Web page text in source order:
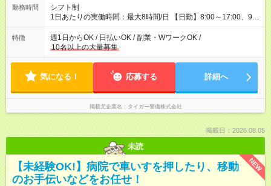
０万円 ※貯まったら申請して下さい。翌日に現金を振り込みま
す 働けば働くほどお得な制度です。 ポイントをどんどんためて
2週間 雇用形態、給与は本採用時と同じです。
勤務時間
シフト制
1日あたりの実働時間：最大8時間/日 【日勤】8:00～17:00、9：
00～18：00（休憩1時間） 【夜勤】20:00～翌5:00（休憩1時
間） ※試用期間あり（2週間・同条件）
特徴
週1日からOK / 日払いOK / 副業・WワークOK /
10名以上の大量募集
気になる！ 応募する 詳細へ
掲載元企業名 タイガー警備株式会社
掲載日：2026.08.05
未読
NEW
【未経験OK!】病院で車いすを押したり、移動
のお手伝いなどをお任せ！